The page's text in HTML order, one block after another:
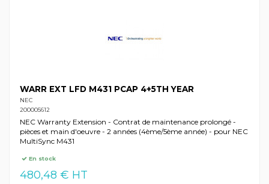
WARR EXT LFD M431 PCAP 4+5TH YEAR
NEC
200005612
NEC Warranty Extension - Contrat de maintenance prolongé -
pièces et main d'oeuvre - 2 années (4ème/5ème année) - pour NEC
MultiSync M431
En stock
480,48 € HT